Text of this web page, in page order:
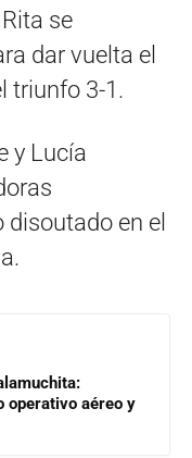
se
dar vuelta el
triunfo 3-1.
y Lucía
en el
operativo aéreo y